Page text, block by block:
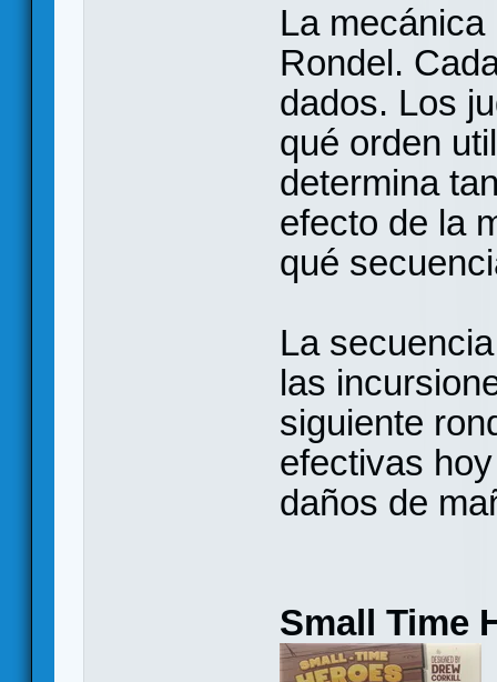
La
Rondel.
dados. Los
qué orden
determina
efecto de la
qué
La
las
siguiente
efectivas
daños de
Small Time